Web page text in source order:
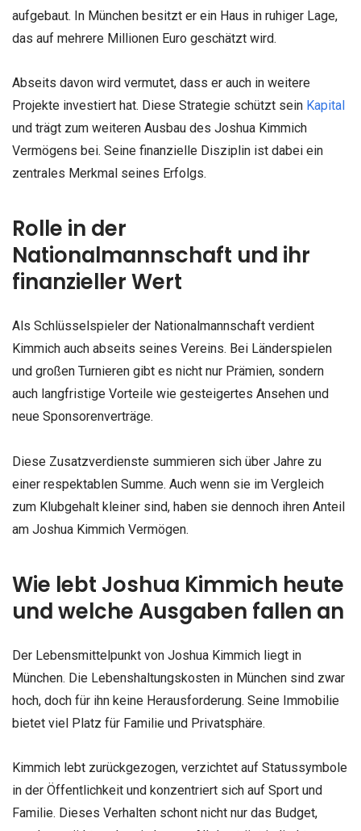
aufgebaut. In München besitzt er ein Haus in ruhiger Lage,
das auf mehrere Millionen Euro geschätzt wird.
Abseits davon wird vermutet, dass er auch in weitere
Projekte investiert hat. Diese Strategie schützt sein Kapital
und trägt zum weiteren Ausbau des Joshua Kimmich
Vermögens bei. Seine finanzielle Disziplin ist dabei ein
zentrales Merkmal seines Erfolgs.
Rolle in der
Nationalmannschaft und ihr
finanzieller Wert
Als Schlüsselspieler der Nationalmannschaft verdient
Kimmich auch abseits seines Vereins. Bei Länderspielen
und großen Turnieren gibt es nicht nur Prämien, sondern
auch langfristige Vorteile wie gesteigertes Ansehen und
neue Sponsorenverträge.
Diese Zusatzverdienste summieren sich über Jahre zu
einer respektablen Summe. Auch wenn sie im Vergleich
zum Klubgehalt kleiner sind, haben sie dennoch ihren Anteil
am Joshua Kimmich Vermögen.
Wie lebt Joshua Kimmich heute
und welche Ausgaben fallen an
Der Lebensmittelpunkt von Joshua Kimmich liegt in
München. Die Lebenshaltungskosten in München sind zwar
hoch, doch für ihn keine Herausforderung. Seine Immobilie
bietet viel Platz für Familie und Privatsphäre.
Kimmich lebt zurückgezogen, verzichtet auf Statussymbole
in der Öffentlichkeit und konzentriert sich auf Sport und
Familie. Dieses Verhalten schont nicht nur das Budget,